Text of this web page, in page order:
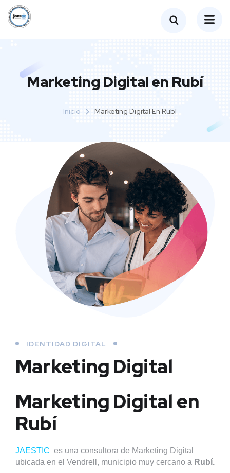
Marketing Digital en Rubí
Inicio Marketing Digital En Rubí
IDENTIDAD DIGITAL
Marketing Digital
Marketing Digital en
Rubí
JAESTIC es una consultora de Marketing Digital
ubicada en el Vendrell, municipio muy cercano a Rubí.